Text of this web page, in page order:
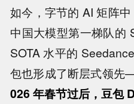
如今，字节的 AI 矩阵
中国大模型第一梯队的
SOTA 水平的
包也形成了断层式领
026 年春节过后，豆包